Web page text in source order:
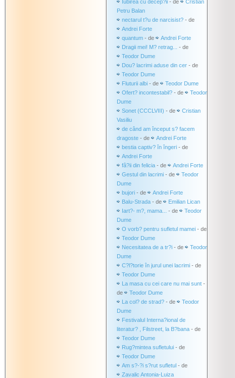
Iubirea cu decep?ii - de
Cristian
Petru Balan
nectarul t?u de narcisist? - de
Andrei Forte
quantum - de
Andrei Forte
Dragii mei! M? retrag...
- de
Teodor Dume
Dou? lacrimi aduse din cer - de
Teodor Dume
Fluturii albi - de
Teodor Dume
Ofert? incontestabil? - de
Teodor
Dume
Sonet (CCCLVIII) - de
Cristian
Vasiliu
de când am început s? facem
dragoste - de
Andrei Forte
bestia captiv? în îngeri - de
Andrei Forte
fâ?ii din felicia - de
Andrei Forte
Gestul din lacrimi - de
Teodor
Dume
bujori - de
Andrei Forte
Balu-Strada - de
Emilian Lican
Iart?- m?, mama...
- de
Teodor
Dume
O vorb? pentru sufletul mamei - de
Teodor Dume
Necesitatea de a tr?i - de
Teodor
Dume
C?l?torie în jurul unei lacrimi - de
Teodor Dume
La masa cu cei care nu mai sunt -
de
Teodor Dume
La col? de strad? - de
Teodor
Dume
Festivalul Interna?ional de
literatur? , Filstreet, la B?bana - de
Teodor Dume
Rug?mintea sufletului - de
Teodor Dume
Am s?-?i s?rut sufletul - de
Zavalic Antonia-Luiza